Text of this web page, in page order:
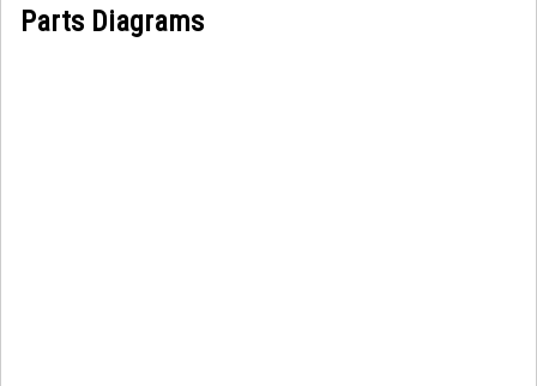
Parts Diagrams